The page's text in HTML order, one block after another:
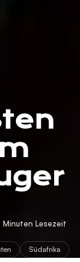
Minuten Lesezeit
Südafrika